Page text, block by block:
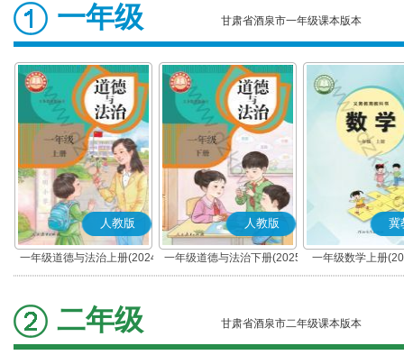
一年级 甘肃省酒泉市一年级课本版本
人教版
一年级道德与法治上册(2024
秋版)(部编版)
人教版
一年级道德与法治下册(2025
春版)(部编版)
冀
一年级数学上册
二年级 甘肃省酒泉市二年级课本版本